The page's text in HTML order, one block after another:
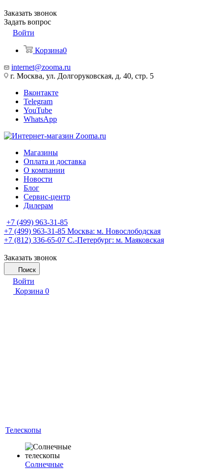
Заказать звонок
Задать вопрос
Войти
Корзина0
internet@zooma.ru
г. Москва, ул. Долгоруковская, д. 40, стр. 5
Вконтакте
Telegram
YouTube
WhatsApp
Магазины
Оплата и доставка
О компании
Новости
Блог
Сервис-центр
Дилерам
+7 (499) 963-31-85
+7 (499) 963-31-85 Москва: м. Новослободская
+7 (812) 336-65-07 С.-Петербург: м. Маяковская
Заказать звонок
Поиск
Войти
Корзина 0
Телескопы
Солнечные